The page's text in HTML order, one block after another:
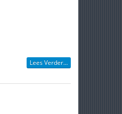
Lees Verder...